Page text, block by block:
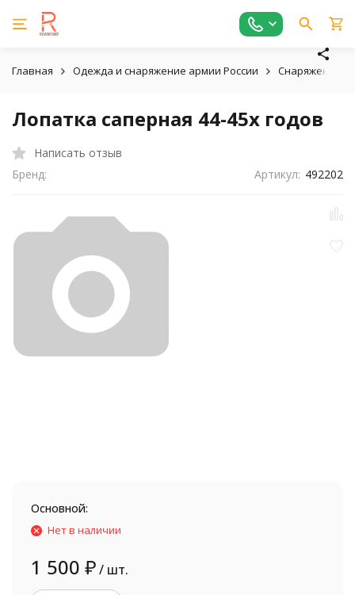
Главная Одежда и снаряжение армии России Снаряжение
Лопатка саперная 44-45х годов
Написать отзыв
Бренд:
Артикул: 492202
Основной:
Нет в наличии
1 500 ₽/ шт.